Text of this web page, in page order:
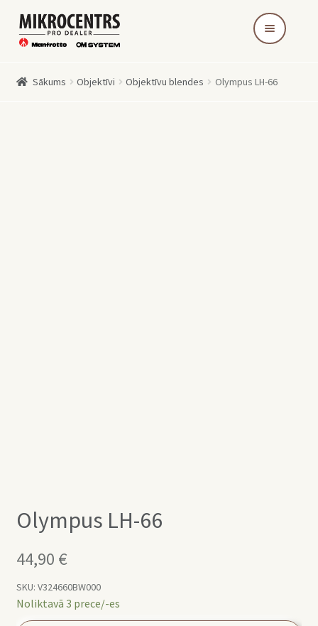
Skip
to
Skip
to
Sākums Objektīvi Objektīvu blendes Olympus LH-66
Olympus LH-66
44,90 €
SKU: V324660BW000
Noliktavā 3 prece/-es